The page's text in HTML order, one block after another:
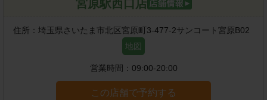
宮原駅西口店
住所： 埼玉県さいたま市北区宮原町3-477-2サンコート宮原B02
地図
営業時間： 09:00-20:00
この店舗で予約する